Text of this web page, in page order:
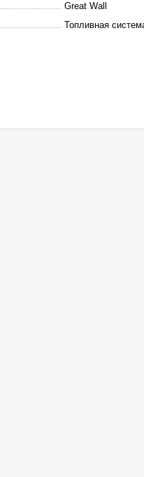
Great Wall
Топливная